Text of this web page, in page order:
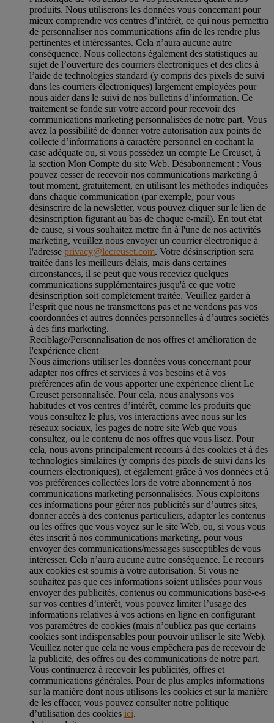
produits. Nous utiliserons les données vous concernant pour
mieux comprendre vos centres d’intérêt, ce qui nous permettra
de personnaliser nos communications afin de les rendre plus
pertinentes et intéressantes. Cela n’aura aucune autre
conséquence. Nous collectons également des statistiques au
sujet de l’ouverture des courriers électroniques et des clics à
l’aide de technologies standard (y compris des pixels de suivi
dans les courriers électroniques) largement employées pour
nous aider dans le suivi de nos bulletins d’information. Ce
traitement se fonde sur votre accord pour recevoir des
communications marketing personnalisées de notre part. Vous
avez la possibilité de donner votre autorisation aux points de
collecte d’informations à caractère personnel en cochant la
case adéquate ou, si vous possédez un compte Le Creuset, à
la section Mon Compte du site Web. Désabonnement : Vous
pouvez cesser de recevoir nos communications marketing à
tout moment, gratuitement, en utilisant les méthodes indiquées
dans chaque communication (par exemple, pour vous
désinscrire de la newsletter, vous pouvez cliquer sur le lien de
désinscription figurant au bas de chaque e-mail). En tout état
de cause, si vous souhaitez mettre fin à l'une de nos activités
marketing, veuillez nous envoyer un courrier électronique à
l'adresse privacy@lecreuset.com. Votre désinscription sera
traitée dans les meilleurs délais, mais dans certaines
circonstances, il se peut que vous receviez quelques
communications supplémentaires jusqu'à ce que votre
désinscription soit complètement traitée. Veuillez garder à
l’esprit que nous ne transmettons pas et ne vendons pas vos
coordonnées et autres données personnelles à d’autres sociétés
à des fins marketing.
Reciblage/Personnalisation de nos offres et amélioration de
l'expérience client
Nous aimerions utiliser les données vous concernant pour
adapter nos offres et services à vos besoins et à vos
préférences afin de vous apporter une expérience client Le
Creuset personnalisée. Pour cela, nous analysons vos
habitudes et vos centres d’intérêt, comme les produits que
vous consultez le plus, vos interactions avec nous sur les
réseaux sociaux, les pages de notre site Web que vous
consultez, ou le contenu de nos offres que vous lisez. Pour
cela, nous avons principalement recours à des cookies et à des
technologies similaires (y compris des pixels de suivi dans les
courriers électroniques), et également grâce à vos données et à
vos préférences collectées lors de votre abonnement à nos
communications marketing personnalisées. Nous exploitons
ces informations pour gérer nos publicités sur d’autres sites,
donner accès à des contenus particuliers, adapter les contenus
ou les offres que vous voyez sur le site Web, ou, si vous vous
êtes inscrit à nos communications marketing, pour vous
envoyer des communications/messages susceptibles de vous
intéresser. Cela n’aura aucune autre conséquence. Le recours
aux cookies est soumis à votre autorisation. Si vous ne
souhaitez pas que ces informations soient utilisées pour vous
envoyer des publicités, contenus ou communications basé-e-s
sur vos centres d’intérêt, vous pouvez limiter l’usage des
informations relatives à vos actions en ligne en configurant
vos paramètres de cookies (mais n’oubliez pas que certains
cookies sont indispensables pour pouvoir utiliser le site Web).
Veuillez noter que cela ne vous empêchera pas de recevoir de
la publicité, des offres ou des communications de notre part.
Vous continuerez à recevoir les publicités, offres et
communications générales. Pour de plus amples informations
sur la manière dont nous utilisons les cookies et sur la manière
de les effacer, vous pouvez consulter notre politique
d’utilisation des cookies ici.